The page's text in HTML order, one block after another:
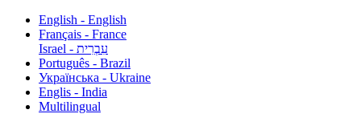
English - English
Français - France
עִבְרִית - Israel
Português - Brazil
Українська - Ukraine
Englis - India
Multilingual